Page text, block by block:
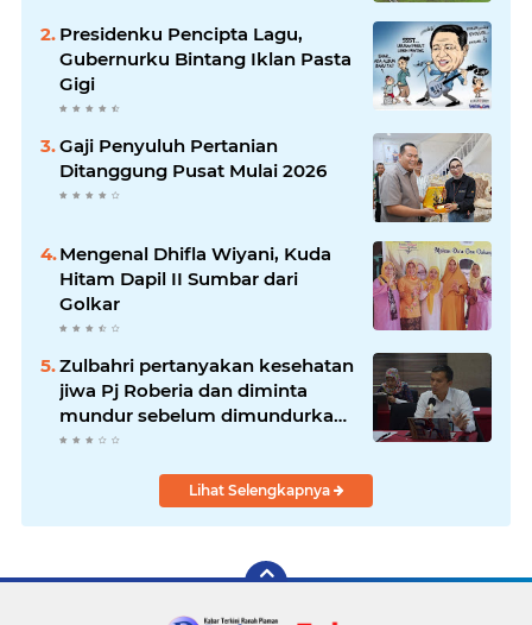
Presidenku Pencipta Lagu,
Gubernurku Bintang Iklan Pasta
Gigi
Gaji Penyuluh Pertanian
Ditanggung Pusat Mulai 2026
Mengenal Dhifla Wiyani, Kuda
Hitam Dapil II Sumbar dari
Golkar
Zulbahri pertanyakan kesehatan
jiwa Pj Roberia dan diminta
mundur sebelum dimundurkan
massa
Lihat Selengkapnya